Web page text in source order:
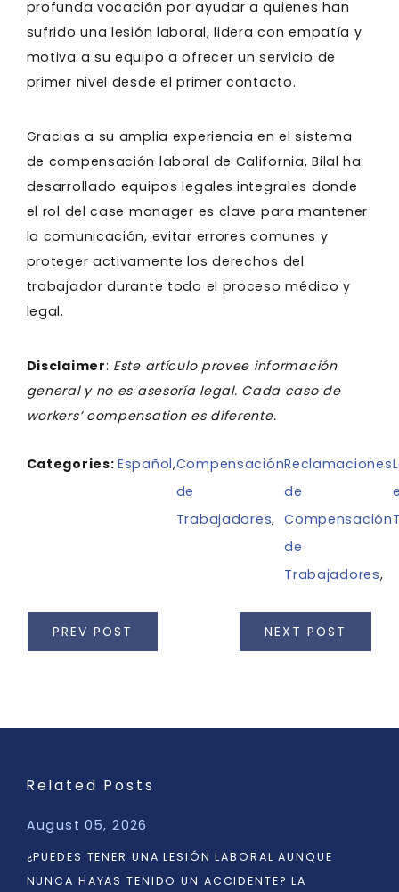
profunda vocación por ayudar a quienes han
sufrido una lesión laboral, lidera con empatía y
motiva a su equipo a ofrecer un servicio de
primer nivel desde el primer contacto.
Gracias a su amplia experiencia en el sistema
de compensación laboral de California, Bilal ha
desarrollado equipos legales integrales donde
el rol del case manager es clave para mantener
la comunicación, evitar errores comunes y
proteger activamente los derechos del
trabajador durante todo el proceso médico y
legal.
Disclaimer: Este artículo provee información
general y no es asesoría legal. Cada caso de
workers’ compensation es diferente.
Categories:Español,Compensación
de
Trabajadores,
Reclamaciones
de
Compensación
de
Trabajadores,
PREV POST NEXT POST
Related Posts
August 05, 2026
¿PUEDES TENER UNA LESIÓN LABORAL AUNQUE
NUNCA HAYAS TENIDO UN ACCIDENTE? LA